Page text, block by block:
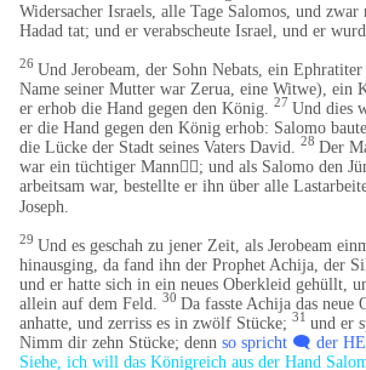
Widersacher Israels, alle Tage Salomos, und zwar
Hadad tat; und er verabscheute Israel, und er
26Und Jerobeam, der Sohn Nebats, ein
Name seiner Mutter war Zerua, eine Witwe), ein
er erhob die Hand gegen den König.27Und dies
er die Hand gegen den König erhob: Salomo
die Lücke der Stadt seines Vaters David.28Der
war ein tüchtiger Mann🧍‍♀️; und als Salomo den
arbeitsam war, bestellte er ihn über alle
Joseph.
29Und es geschah zu jener Zeit, als Jerobeam
hinausging, da fand ihn der Prophet Achija, der
und er hatte sich in ein neues Oberkleid gehüllt,
allein auf dem Feld.30Da fasste Achija das neue
anhatte, und zerriss es in zwölf Stücke;31und er
Nimm dir zehn Stücke; dennso spricht 🗨️ der
Siehe, ich will das Königreich aus der Hand